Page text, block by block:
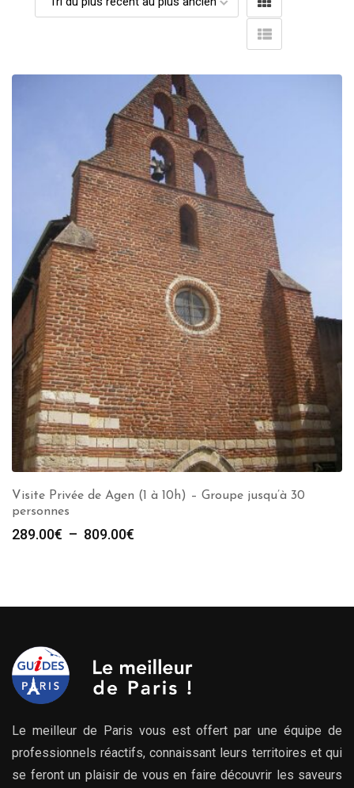
Visite Privée de Agen (1 à 10h) – Groupe jusqu’à 30
personnes
289.00€ – 809.00€
à
Le meilleur de Paris vous est offert par une équipe de
professionnels réactifs, connaissant leurs territoires et qui
se feront un plaisir de vous en faire découvrir les saveurs